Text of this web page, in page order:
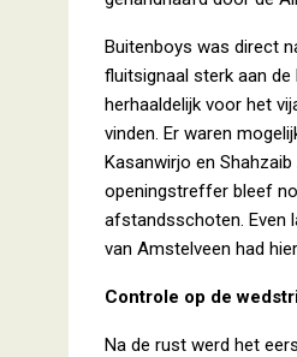
Buitenboys was direct
fluitsignaal sterk aan de
herhaaldelijk voor het
vinden. Er waren
Kasanwirjo en
openingstreffer bleef
afstandsschoten. Even
van Amstelveen had
Controle op de
Na de rust werd het